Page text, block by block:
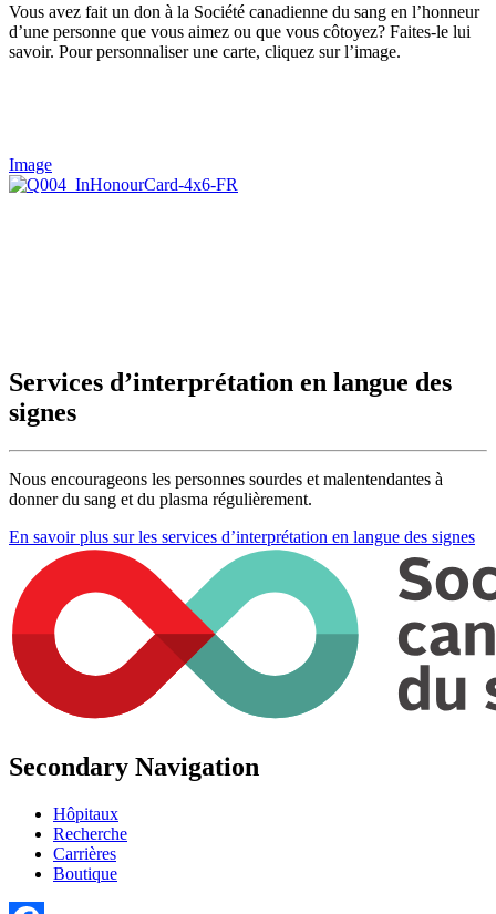
Vous avez fait un don à la Société canadienne du sang en l’honneur
d’une personne que vous aimez ou que vous côtoyez? Faites-le lui
savoir. Pour personnaliser une carte, cliquez sur l’image.
Image
Services d’interprétation en langue des
signes
Nous encourageons les personnes sourdes et malentendantes à
donner du sang et du plasma régulièrement.
En savoir plus sur les services d’interprétation en langue des signes
Secondary Navigation
Hôpitaux
Recherche
Carrières
Boutique